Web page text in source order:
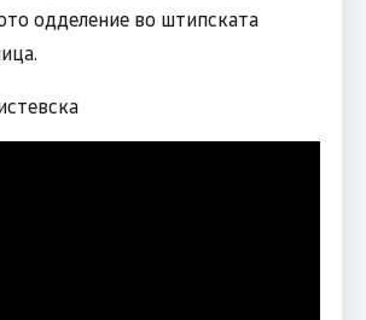
одделение во штипската